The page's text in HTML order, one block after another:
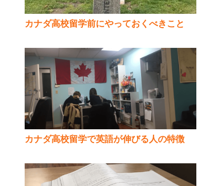
カナダ高校留学前にやっておくべきこと
カナダ高校留学で英語が伸びる人の特徴